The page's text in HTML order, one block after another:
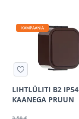
KAMPAANIA
LIHTLÜLITI B2 IP54
KAANEGA PRUUN